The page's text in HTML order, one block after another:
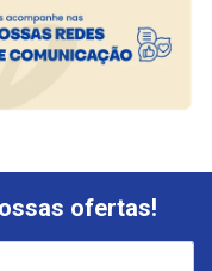
ofertas!